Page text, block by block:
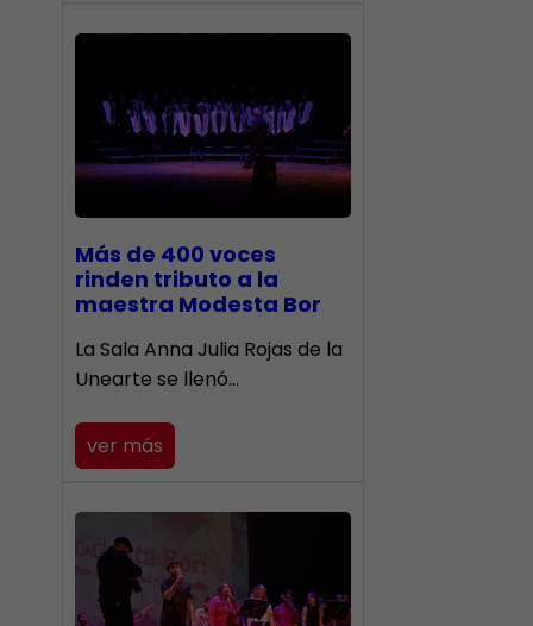
Más de 400 voces
rinden tributo a la
maestra Modesta Bor
​La Sala Anna Julia Rojas de la
Unearte se llenó…
ver más